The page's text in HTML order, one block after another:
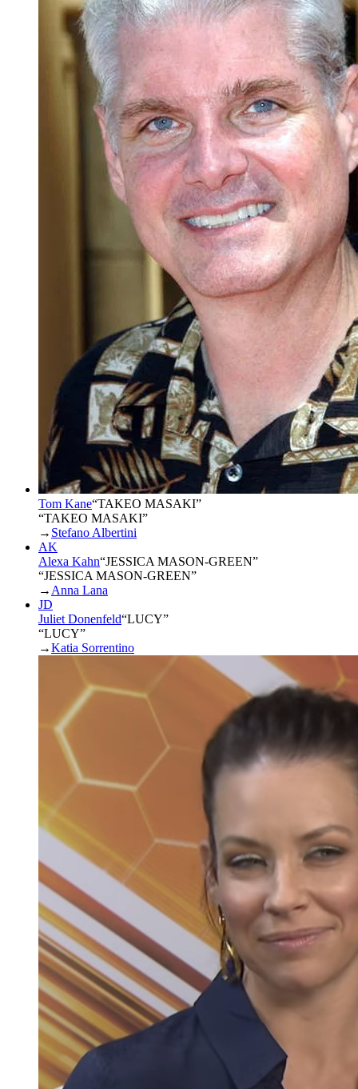
Tom Kane“TAKEO MASAKI”
“TAKEO MASAKI”
→ Stefano Albertini
AK
Alexa Kahn“JESSICA MASON-GREEN”
“JESSICA MASON-GREEN”
→ Anna Lana
JD
Juliet Donenfeld“LUCY”
“LUCY”
→Katia Sorrentino